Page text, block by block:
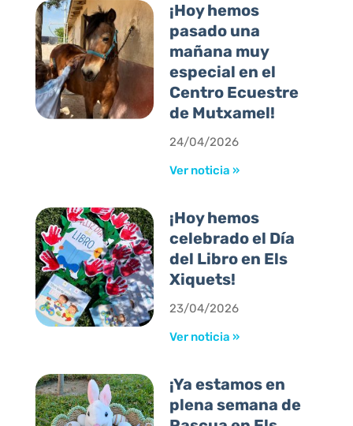
¡Hoy hemos
pasado una
mañana muy
especial en el
Centro Ecuestre
de Mutxamel!
24/04/2026
Ver noticia »
¡Hoy hemos
celebrado el Día
del Libro en Els
Xiquets!
23/04/2026
Ver noticia »
¡Ya estamos en
plena semana de